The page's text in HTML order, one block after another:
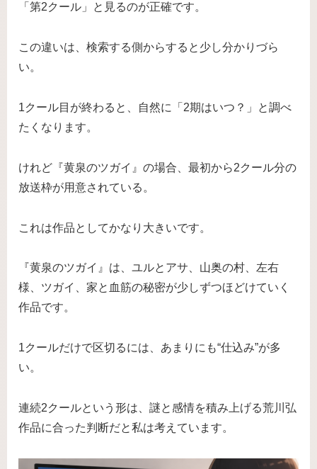
「第2クール」と見るのが正確です。
この違いは、検索する側からすると少し分かりづら
い。
1クール目が終わると、自然に「2期はいつ？」と調べ
たくなります。
けれど『黄泉のツガイ』の場合、最初から2クール分の
放送枠が用意されている。
これは作品としてかなり大きいです。
『黄泉のツガイ』は、ユルとアサ、山奥の村、左右
様、ツガイ、家と血筋の秘密が少しずつほどけていく
作品です。
1クールだけで区切るには、あまりにも“仕込み”が多
い。
連続2クールという形は、謎と感情を積み上げる荒川弘
作品に合った判断だと私は考えています。